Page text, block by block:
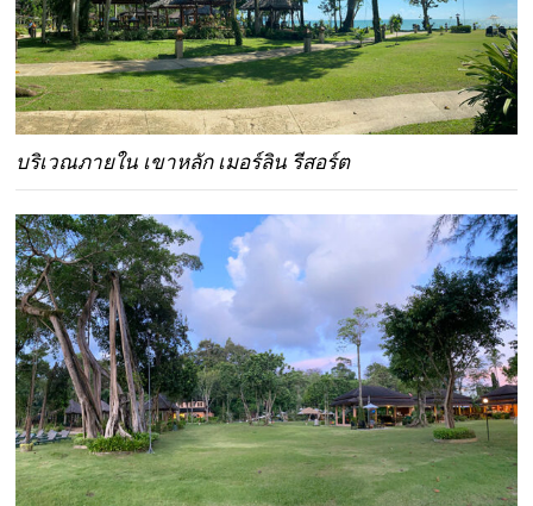
บริเวณภายใน เขาหลัก เมอร์ลิน รีสอร์ต